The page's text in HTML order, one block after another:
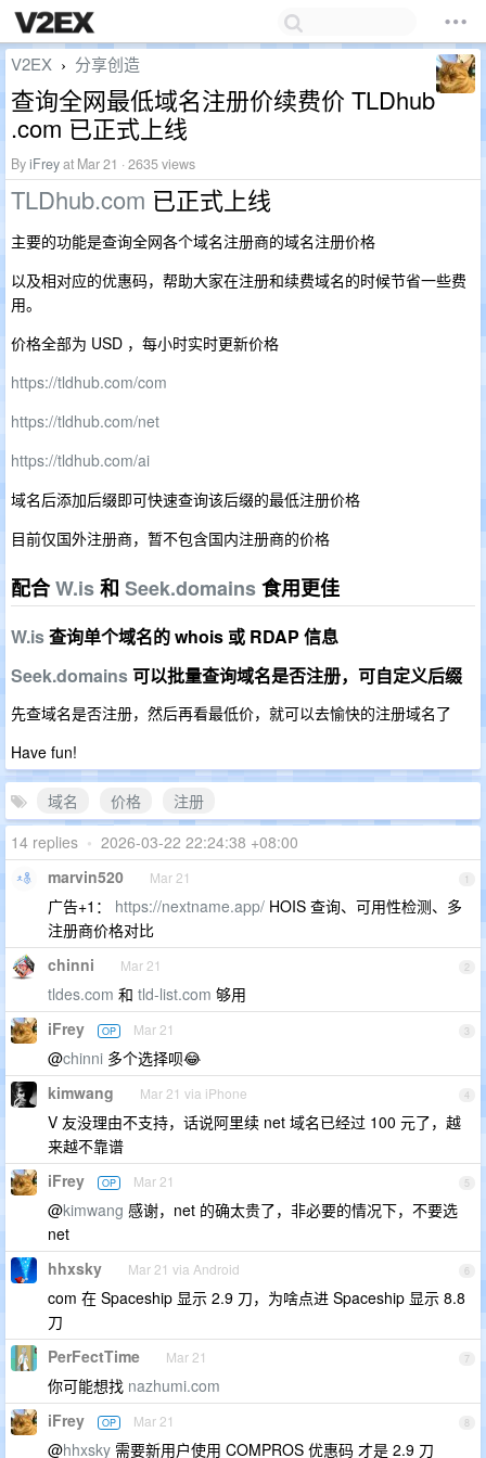
V2EX › 分享创造
查询全网最低域名注册价续费价 TLDhub
.com 已正式上线
ByiFreyat Mar 21 · 2635 views
TLDhub.com 已正式上线
主要的功能是查询全网各个域名注册商的域名注册价格
以及相对应的优惠码，帮助大家在注册和续费域名的时候节省一些费
用。
价格全部为 USD ，每小时实时更新价格
https://tldhub.com/com
https://tldhub.com/net
https://tldhub.com/ai
域名后添加后缀即可快速查询该后缀的最低注册价格
目前仅国外注册商，暂不包含国内注册商的价格
配合W.is和 Seek.domains食用更佳
W.is查询单个域名的 whois 或 RDAP 信息
Seek.domains可以批量查询域名是否注册，可自定义后缀
先查域名是否注册，然后再看最低价，就可以去愉快的注册域名了
Have fun!
域名 价格
注册
14 replies • 2026-03-22 22:24:38 +08:00
1
marvin520 Mar 21
广告+1： https://nextname.app/ HOIS 查询、可用性检测、多
注册商价格对比
2
chinni Mar 21
tldes.com 和 tld-list.com 够用
3
iFrey OP Mar 21
@chinni 多个选择呗😂
4
kimwang Mar 21 via iPhone
V 友没理由不支持，话说阿里续 net 域名已经过 100 元了，越
来越不靠谱
5
iFrey OP Mar 21
@kimwang 感谢，net 的确太贵了，非必要的情况下，不要选
net
6
hhxsky Mar 21 via Android
com 在 Spaceship 显示 2.9 刀，为啥点进 Spaceship 显示 8.8
刀
7
PerFectTime Mar 21
你可能想找 nazhumi.com
8
iFrey OP Mar 21
@hhxsky 需要新用户使用 COMPROS 优惠码 才是 2.9 刀